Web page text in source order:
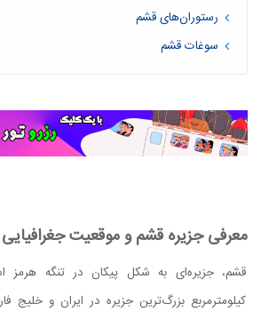
رستوران‌های قشم
سوغات قشم
معرفی جزیره قشم و موقعیت
کیلومترمربع بزرگ‌ترین جزیره در ایران و خلیج